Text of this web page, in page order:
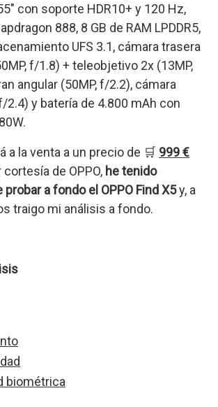
con soporte HDR10+ y 120 Hz,
888, 8 GB de RAM LPDDR5,
UFS 3.1, cámara trasera
f/1.8) + teleobjetivo 2x (13MP,
angular (50MP, f/2.2), cámara
2.4) y batería de 4.800 mAh con
a la venta a un precio de 🛒 999 €
cortesía de OPPO, he tenido
a fondo el OPPO Find X5y, a
traigo mi análisis a fondo.
biométrica